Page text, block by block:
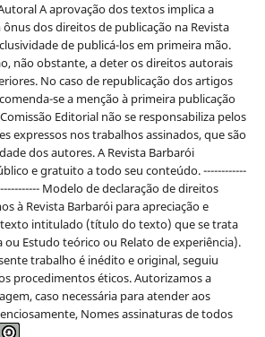
A aprovação dos textos implica a
ônus dos direitos de publicação na Revista
de publicá-los em primeira mão.
não obstante, a deter os direitos autorais
No caso de republicação dos artigos
se a menção à primeira publicação
Editorial não se responsabiliza pelos
expressos nos trabalhos assinados, que são
dos autores. A Revista Barbarói
e gratuito a todo seu conteúdo. ------------
Modelo de declaração de direitos
à Revista Barbarói para apreciação e
texto intitulado (título do texto) que se trata
ou Estudo teórico ou Relato de experiência).
trabalho é inédito e original, seguiu
procedimentos éticos. Autorizamos a
caso necessária para atender aos
Nomes assinaturas de todos